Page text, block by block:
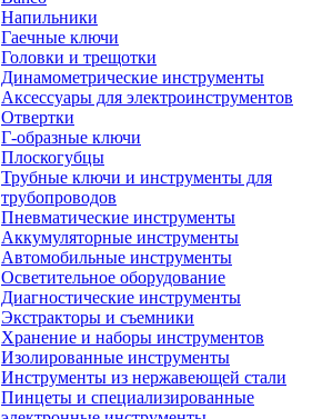
Напильники
Гаечные ключи
Головки и трещотки
Динамометрические инструменты
Аксессуары для электроинструментов
Отвертки
Г-образные ключи
Плоскогубцы
Трубные ключи и инструменты для
трубопроводов
Пневматические инструменты
Аккумуляторные инструменты
Автомобильные инструменты
Осветительное оборудование
Диагностические инструменты
Экстракторы и съемники
Хранение и наборы инструментов
Изолированные инструменты
Инструменты из нержавеющей стали
Пинцеты и специализированные